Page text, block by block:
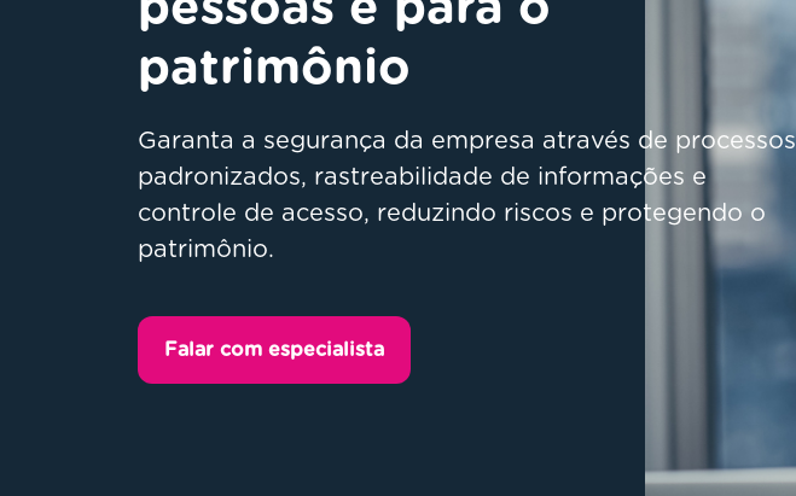
patrimônio
Garanta a segurança da empresa através de processos
padronizados, rastreabilidade de informações e
controle de acesso, reduzindo riscos e protegendo o
patrimônio.
Falar com especialista